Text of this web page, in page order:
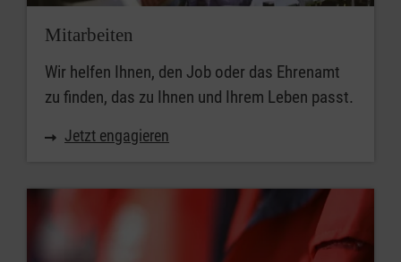
Mitarbeiten
Wir helfen Ihnen, den Job oder das Ehrenamt
zu finden, das zu Ihnen und Ihrem Leben passt.
Jetzt engagieren